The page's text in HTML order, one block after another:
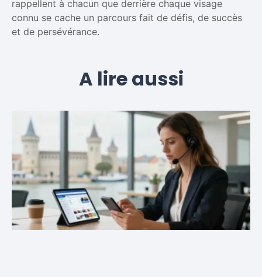
rappellent à chacun que derrière chaque visage
connu se cache un parcours fait de défis, de succès
et de persévérance.
A lire aussi